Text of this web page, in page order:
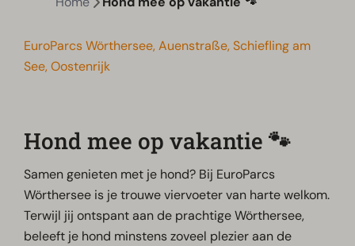
EuroParcs Wörthersee, Auenstraße, Schiefling am
See, Oostenrijk
Hond mee op vakantie 🐾
Samen genieten met je hond? Bij EuroParcs
Wörthersee is je trouwe viervoeter van harte welkom.
Terwijl jij ontspant aan de prachtige Wörthersee,
beleeft je hond minstens zoveel plezier aan de